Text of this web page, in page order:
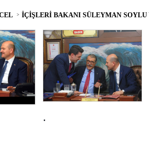
> İÇİŞLERİ BAKANI SÜLEYMAN
.